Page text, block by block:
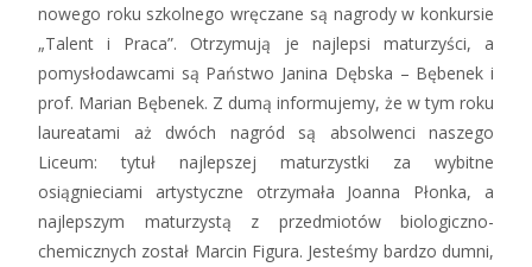
nowego roku szkolnego wręczane są nagrody w konkursie
„Talent i Praca”. Otrzymują je najlepsi maturzyści, a
pomysłodawcami są Państwo Janina Dębska – Bębenek i
prof. Marian Bębenek. Z dumą informujemy, że w tym roku
laureatami aż dwóch nagród są absolwenci naszego
Liceum: tytuł najlepszej maturzystki za wybitne
osiągnieciami artystyczne otrzymała Joanna Płonka, a
najlepszym maturzystą z przedmiotów biologiczno-
chemicznych został Marcin Figura. Jesteśmy bardzo dumni,